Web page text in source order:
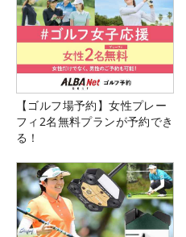
【ゴルフ場予約】女性プレー
フィ2名無料プランが予約でき
る！